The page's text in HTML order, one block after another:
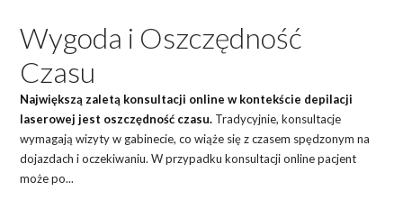
Wygoda i Oszczędność
Czasu
Największą zaletą konsultacji online w kontekście depilacji
laserowej jest oszczędność czasu. Tradycyjnie, konsultacje
wymagają wizyty w gabinecie, co wiąże się z czasem spędzonym na
dojazdach i oczekiwaniu. W przypadku konsultacji online pacjent
może po...